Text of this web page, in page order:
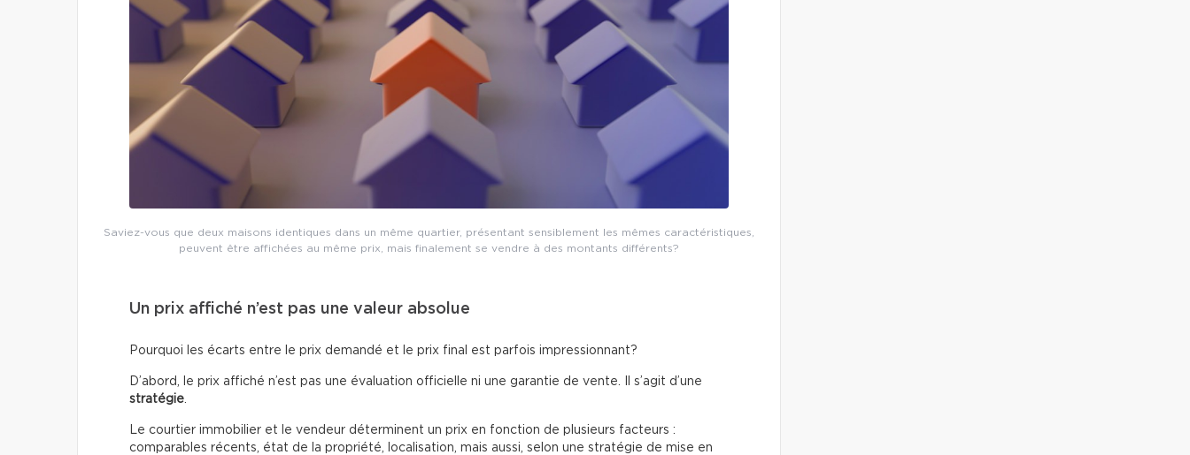
Saviez-vous que deux maisons identiques dans un même quartier, présentant sensiblement les mêmes caractéristiques,
peuvent être affichées au même prix, mais finalement se vendre à des montants différents?
Un prix affiché n’est pas une valeur absolue
Pourquoi les écarts entre le prix demandé et le prix final est parfois impressionnant?
D’abord, le prix affiché n’est pas une évaluation officielle ni une garantie de vente. Il s’agit d’une
stratégie
Le courtier immobilier et le vendeur déterminent un prix en fonction de plusieurs facteurs :
comparables récents, état de la propriété, localisation, mais aussi, selon une stratégie de mise en